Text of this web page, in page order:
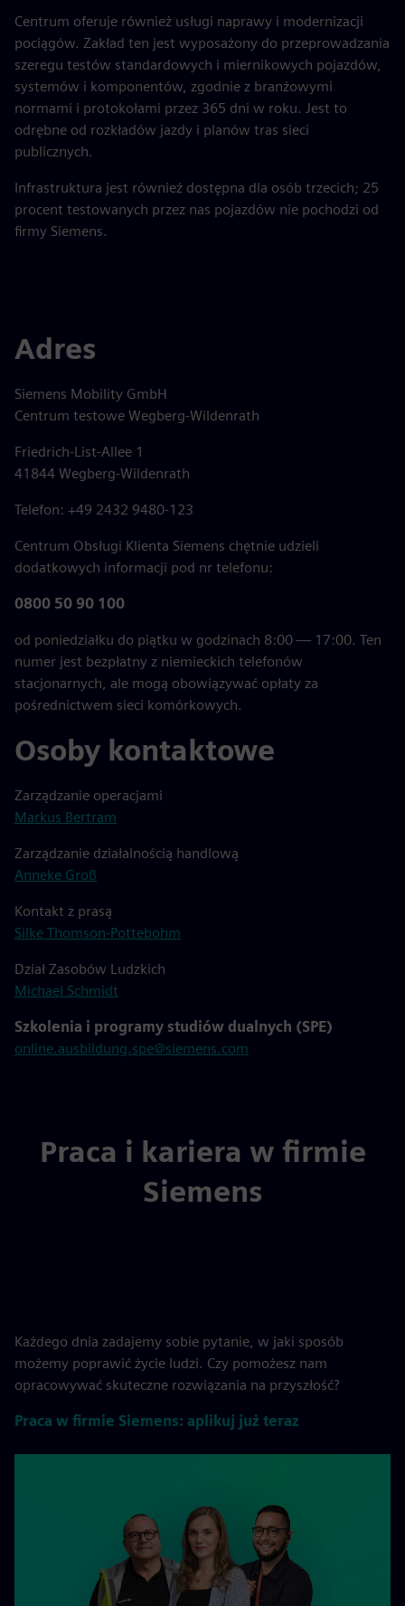
Centrum oferuje również usługi naprawy i modernizacji
pociągów. Zakład ten jest wyposażony do przeprowadzania
szeregu testów standardowych i miernikowych pojazdów,
systemów i komponentów, zgodnie z branżowymi
normami i protokołami przez 365 dni w roku. Jest to
odrębne od rozkładów jazdy i planów tras sieci
publicznych.
Infrastruktura jest również dostępna dla osób trzecich; 25
procent testowanych przez nas pojazdów nie pochodzi od
firmy Siemens.
Adres
Siemens Mobility GmbH
Centrum testowe Wegberg-Wildenrath
Friedrich-List-Allee 1
41844 Wegberg-Wildenrath
Telefon: +49 2432 9480-123
Centrum Obsługi Klienta Siemens chętnie udzieli
dodatkowych informacji pod nr telefonu:
0800 50 90 100
od poniedziałku do piątku w godzinach 8:00 — 17:00. Ten
numer jest bezpłatny z niemieckich telefonów
stacjonarnych, ale mogą obowiązywać opłaty za
pośrednictwem sieci komórkowych.
Osoby kontaktowe
Zarządzanie operacjami
Markus Bertram
Zarządzanie działalnością handlową
Anneke Groß
Kontakt z prasą
Silke Thomson-Pottebohm
Dział Zasobów Ludzkich
Michael Schmidt
Szkolenia i programy studiów dualnych (SPE)
online.ausbildung.spe@siemens.com
Praca i kariera w firmie
Siemens
Każdego dnia zadajemy sobie pytanie, w jaki sposób
możemy poprawić życie ludzi. Czy pomożesz nam
opracowywać skuteczne rozwiązania na przyszłość?
Praca w firmie Siemens: aplikuj już teraz